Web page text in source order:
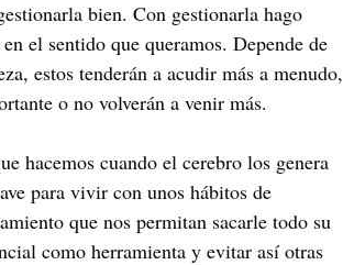
bien. Con gestionarla hago
el sentido que queramos. Depende de
estos tenderán a acudir más a menudo,
o no volverán a venir más.
hacemos cuando el cerebro los genera
para vivir con unos hábitos de
que nos permitan sacarle todo su
como herramienta y evitar así otras